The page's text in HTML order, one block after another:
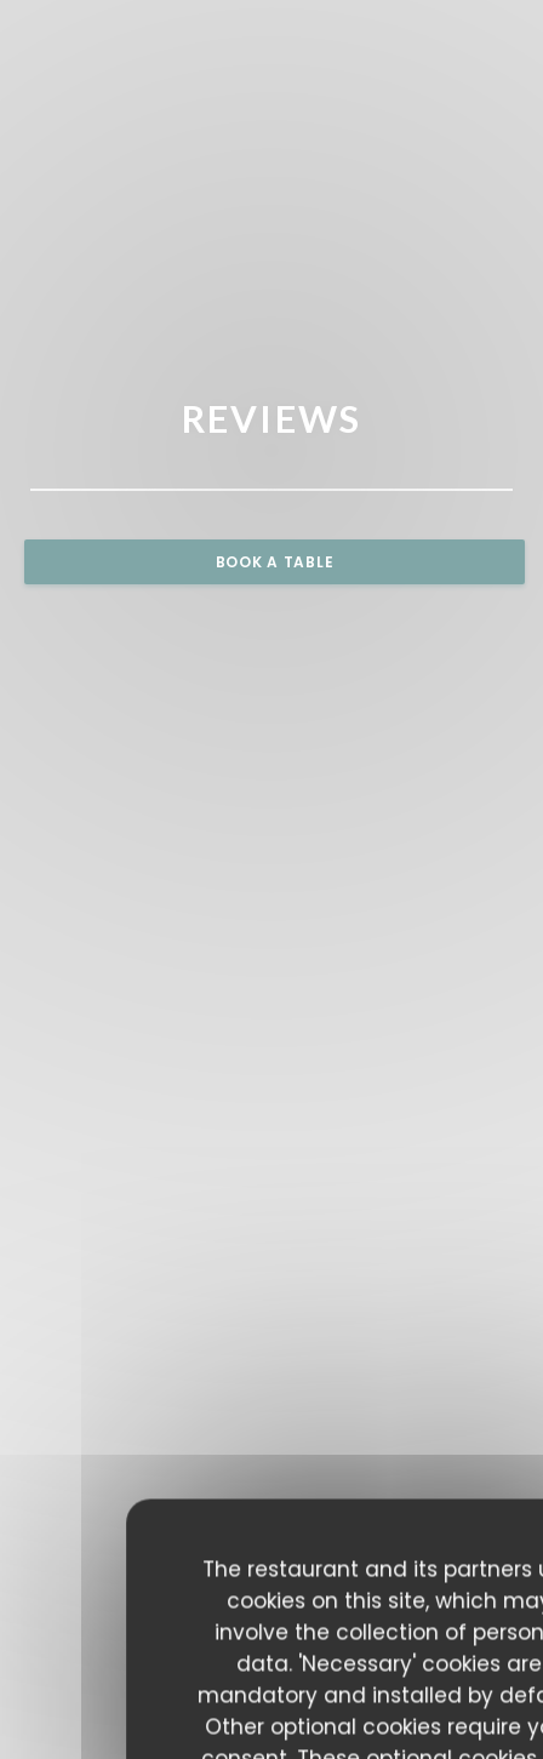
The restaurant and its partners
cookies on this site, which
involve the collection of
data. 'Necessary' cookies are
mandatory and installed by
Other optional cookies require
REVIEWS
BOOK A TABLE